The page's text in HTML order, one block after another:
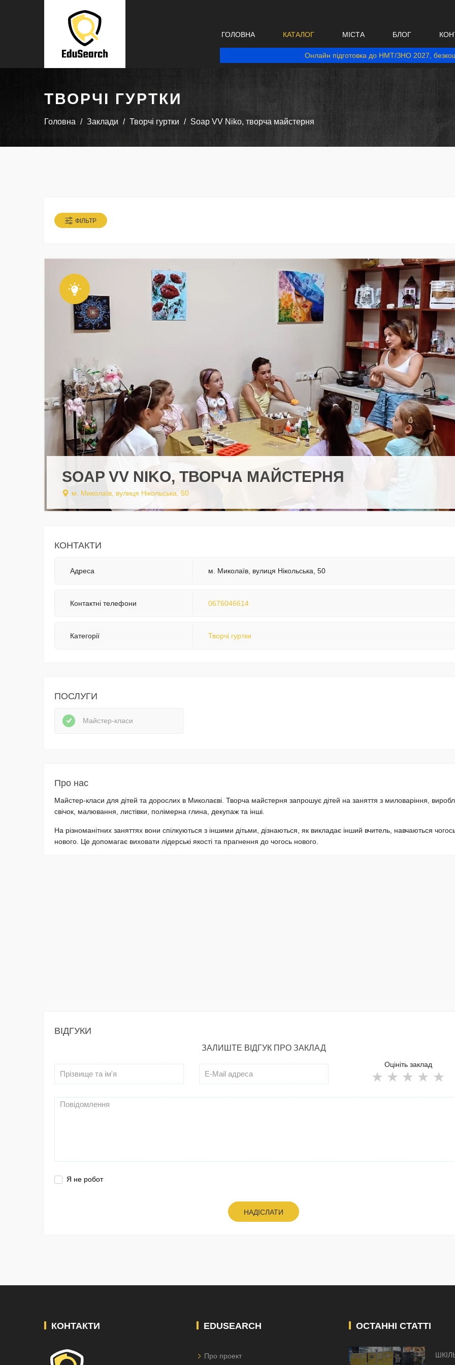
ГОЛОВНА КАТАЛОГ МІСТА БЛОГ
Онлайн підготовка до НМТ/ЗНО 2027,
ТВОРЧІ ГУРТКИ
Головна Заклади Творчі гуртки Soap VV Niko, творча майстерня
ФІЛЬТР
SOAP VV NIKO, ТВОРЧА МАЙСТЕРНЯ
м. Миколаїв, вулиця Нікольська, 50
КОНТАКТИ
Адреса м. Миколаїв, вулиця Нікольська, 50
Контактні телефони 0676046614
Категорії Творчі гуртки
ПОСЛУГИ
Майстер-класи
Про нас
Майстер-класи для дітей та дорослих в Миколаєві. Творча майстерня запрошує дітей на заняття з миловаріння,
свічок, малювання, листівки, полімерна глина, декупаж та інші.
На різноманітних заняттях вони спілкуються з іншими дітьми, дізнаються, як викладає інший вчитель, навчаються
нового. Це допомагає виховати лідерські якості та прагнення до чогось нового.
ВІДГУКИ
ЗАЛИШТЕ ВІДГУК ПРО ЗАКЛАД
Оцініть заклад
Я не робот
НАДІСЛАТИ
КОНТАКТИ EDUSEARCH
Про проект
ОСТАННІ СТАТТІ